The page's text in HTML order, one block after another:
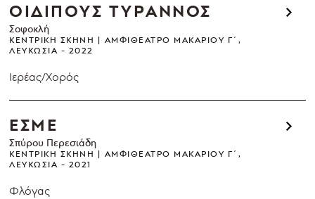
ΟΙΔΙΠΟΥΣ ΤΥΡΑΝΝΟΣ
Σοφοκλή
ΚΕΝΤΡΙΚΉ ΣΚΗΝΉ
ΑΜΦΙΘΈΑΤΡΟ ΜΑΚΑΡΊΟΥ Γ΄,
ΛΕΥΚΩΣΊΑ
2022
Ιερέας/Χορός
ΕΣΜΕ
Σπύρου Περεσιάδη
ΚΕΝΤΡΙΚΉ ΣΚΗΝΉ
ΑΜΦΙΘΈΑΤΡΟ ΜΑΚΑΡΊΟΥ Γ΄,
ΛΕΥΚΩΣΊΑ
2021
Φλόγας